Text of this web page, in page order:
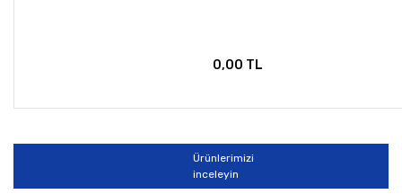
0,00 TL
Ürünlerimizi
inceleyin